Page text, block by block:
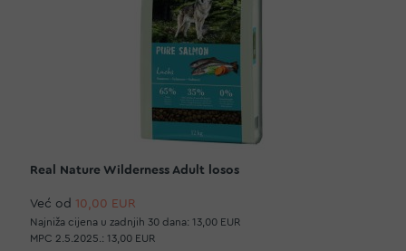
Real Nature Wilderness Adult losos
Već od 10,00 EUR
Najniža cijena u zadnjih 30 dana: 13,00 EUR
MPC 2.5.2025.: 13,00 EUR